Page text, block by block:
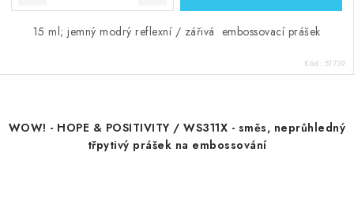
15 ml; jemný modrý reflexní / zářivá embossovací prášek
Kód: 51739
WOW! - HOPE & POSITIVITY / WS311X - směs, neprůhledný
třpytivý prášek na embossování